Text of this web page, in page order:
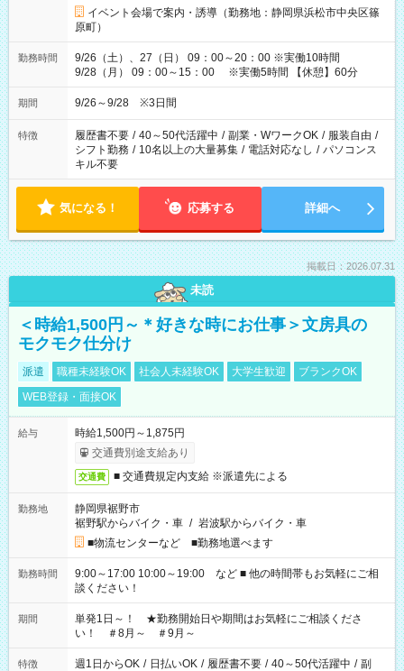
イベント会場で案内・誘導（勤務地：静岡県浜松市中央区篠
原町）
勤務時間
9/26（土）、27（日） 09：00～20：00 ※実働10時間
9/28（月） 09：00～15：00 ※実働5時間 【休憩】60分
期間 9/26～9/28 ※3日間
特徴 履歴書不要 / 40～50代活躍中 / 副業・WワークOK / 服装自由 /
シフト勤務 / 10名以上の大量募集 / 電話対応なし / パソコンス
キル不要
気になる！ 応募する 詳細へ
掲載日：2026.07.31
未読
＜時給1,500円～＊好きな時にお仕事＞文房具の
モクモク仕分け
派遣 職種未経験OK 社会人未経験OK 大学生歓迎
ブランクOK
WEB登録・面接OK
給与
時給1,500円～1,875円
交通費別途支給あり
交通費 ■ 交通費規定内支給 ※派遣先による
勤務地
静岡県裾野市
裾野駅からバイク・車 / 岩波駅からバイク・車
■物流センターなど ■勤務地選べます
勤務時間
9:00～17:00 10:00～19:00 など ■ 他の時間帯もお気軽にご相
談ください！
期間
単発1日～！ ★勤務開始日や期間はお気軽にご相談くださ
い！ ＃8月～ ＃9月～
特徴 週1日からOK / 日払いOK / 履歴書不要 / 40～50代活躍中 / 副